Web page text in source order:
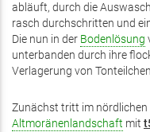
abläuft, durch die
rasch durchschritten und
Die nun in der Bodenlösung
unterbanden durch ihre
Verlagerung von
Zunächst tritt im nördlichen
Altmoränenlandschaft mit